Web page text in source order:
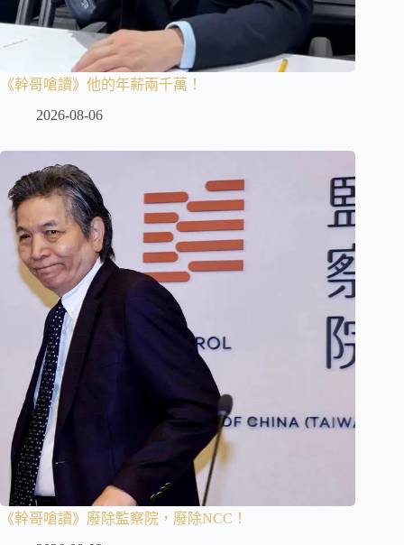
《幹哥嗆讀》他的年薪兩千萬！
2026-08-06
《幹哥嗆讀》廢除監察院，廢除NCC！